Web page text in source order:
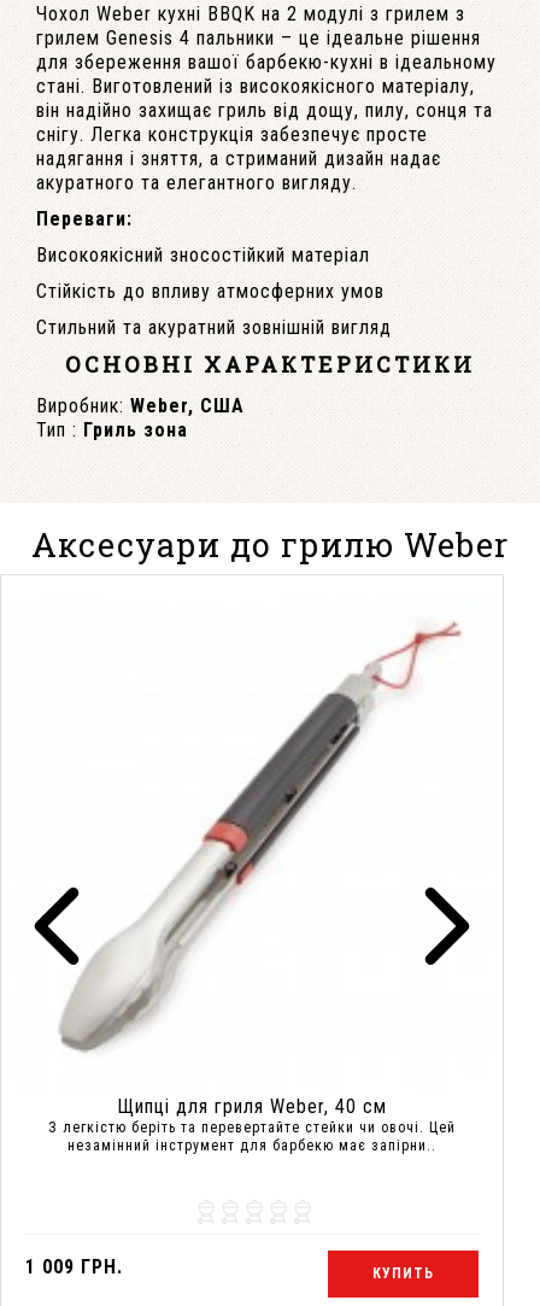
Чохол Weber кухні BBQK на 2 модулі з грилем з
грилем Genesis 4 пальники – це ідеальне рішення
для збереження вашої барбекю-кухні в ідеальному
стані. Виготовлений із високоякісного матеріалу,
він надійно захищає гриль від дощу, пилу, сонця та
снігу. Легка конструкція забезпечує просте
надягання і зняття, а стриманий дизайн надає
акуратного та елегантного вигляду.
Переваги:
Високоякісний зносостійкий матеріал
Стійкість до впливу атмосферних умов
Стильний та акуратний зовнішній вигляд
ОСНОВНІ ХАРАКТЕРИСТИКИ
Виробник: Weber, США
Тип : Гриль зона
Аксесуари до грилю Weber
Щипці для гриля Weber, 40 см
З легкістю беріть та перевертайте стейки чи овочі. Цей
незамінний інструмент для барбекю має запірни..
1 009 ГРН. КУПИТЬ